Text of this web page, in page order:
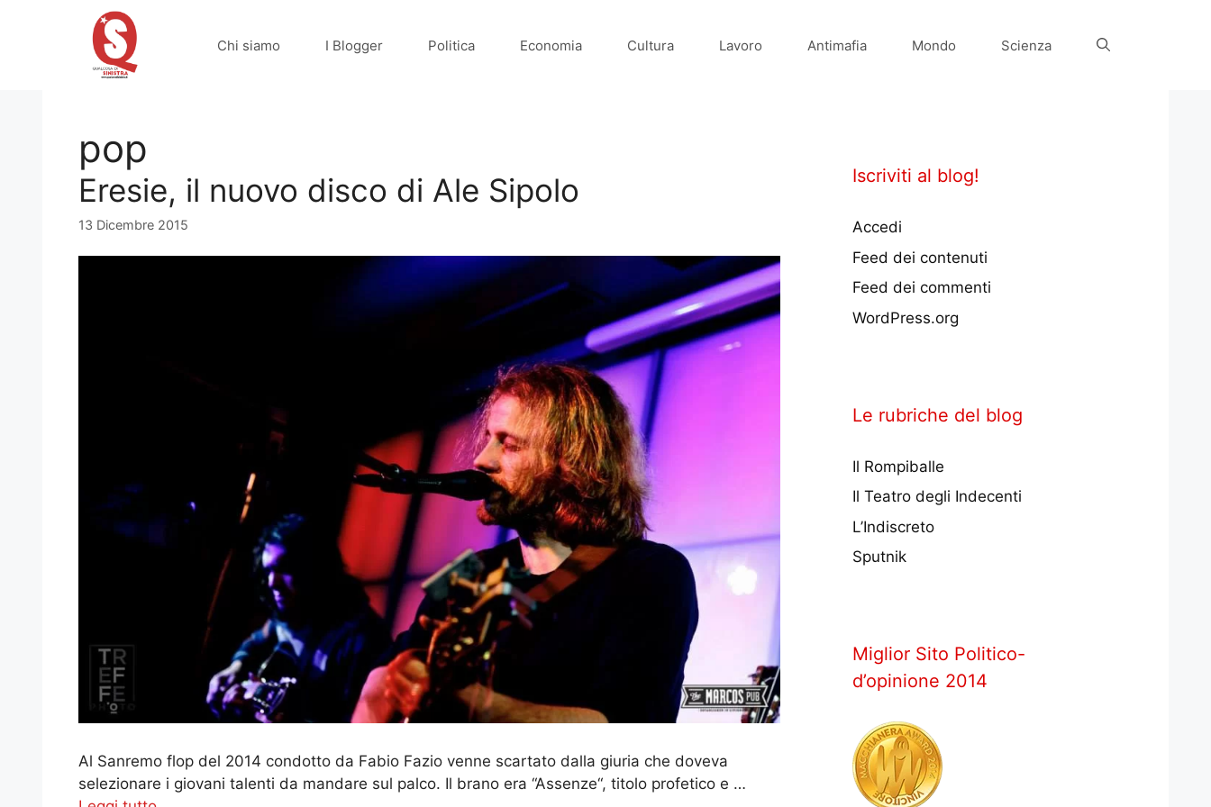
Chi siamo I Blogger Politica Economia Cultura Lavoro Antimafia Mondo Scienza
pop
Eresie, il nuovo disco di Ale Sipolo
13 Dicembre 2015
Al Sanremo flop del 2014 condotto da Fabio Fazio venne scartato dalla giuria che doveva
selezionare i giovani talenti da mandare sul palco. Il brano era “Assenze“, titolo profetico e …
Iscriviti al blog!
Accedi
Feed dei contenuti
Feed dei commenti
WordPress.org
Le rubriche del blog
Il Rompiballe
Il Teatro degli Indecenti
L’Indiscreto
Sputnik
Miglior Sito Politico-
d’opinione 2014